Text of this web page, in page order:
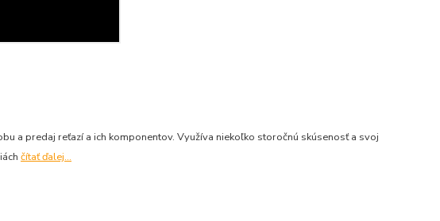
a predaj reťazí a ich komponentov. Využíva niekoľko storočnú skúsenosť a svoj
čítať ďalej...